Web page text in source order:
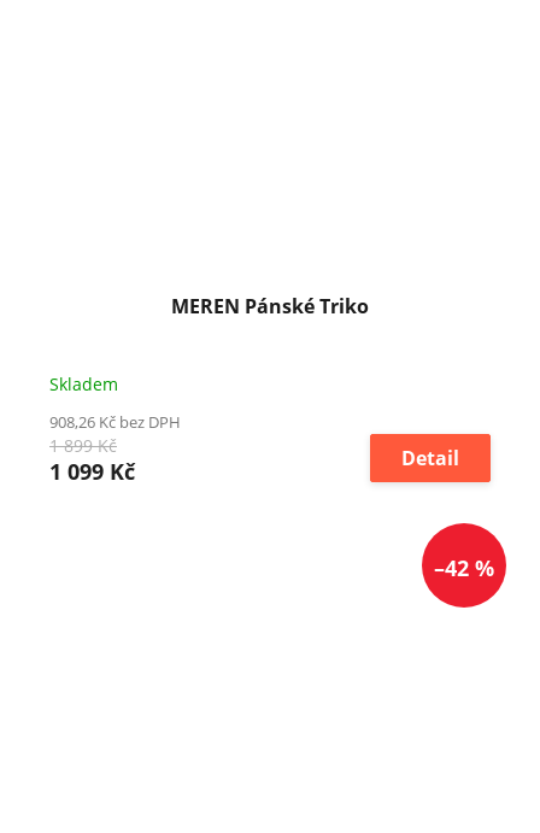
MEREN Pánské Triko
Skladem
908,26 Kč bez DPH
1 899 Kč
1 099 Kč Detail
–42 %